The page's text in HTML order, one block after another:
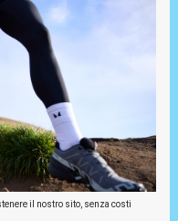
il nostro sito, senza costi